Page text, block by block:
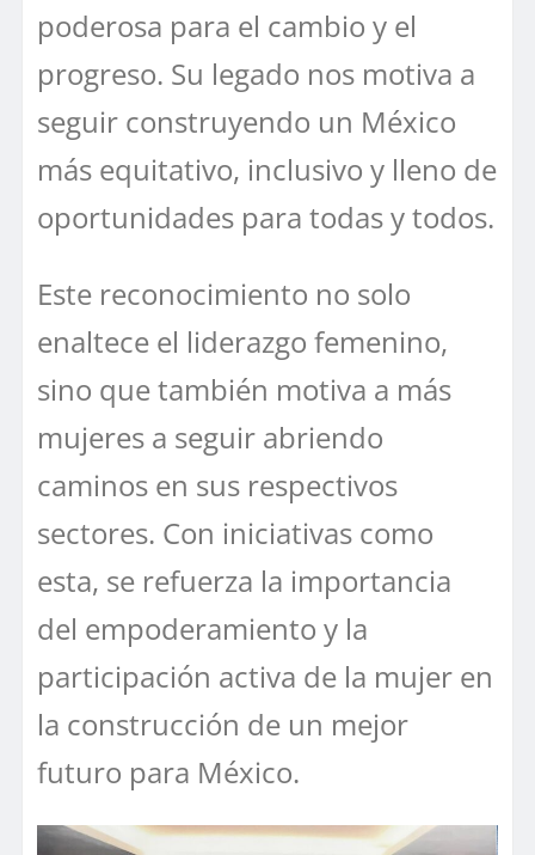
poderosa para el cambio y el
progreso. Su legado nos motiva a
seguir construyendo un México
más equitativo, inclusivo y lleno de
oportunidades para todas y todos.
Este reconocimiento no solo
enaltece el liderazgo femenino,
sino que también motiva a más
mujeres a seguir abriendo
caminos en sus respectivos
sectores. Con iniciativas como
esta, se refuerza la importancia
del empoderamiento y la
participación activa de la mujer en
la construcción de un mejor
futuro para México.